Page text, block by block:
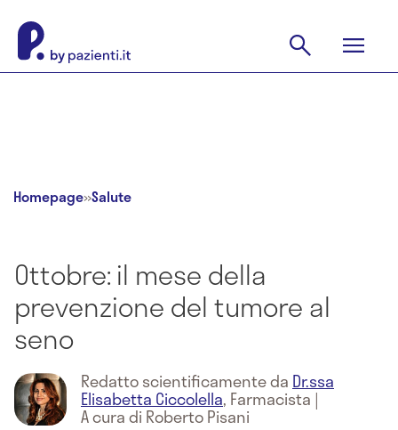
Homepage»Salute
Ottobre: il mese della
prevenzione del tumore al
seno
Redatto scientificamente da Dr.ssa
Elisabetta Ciccolella, Farmacista |
A cura di Roberto Pisani